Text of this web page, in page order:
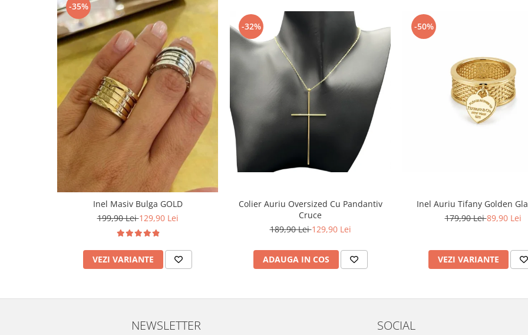
-35%
Inel Masiv Bulga GOLD
199,90 Lei129,90 Lei
VEZI VARIANTE
-32%
Colier Auriu Oversized Cu Pandantiv
Cruce
189,90 Lei129,90 Lei
ADAUGA IN COS
-50%
Inel Auriu Tifany Golden
179,90 Lei89,90 Lei
VEZI VARIANTE
NEWSLETTER SOCIAL